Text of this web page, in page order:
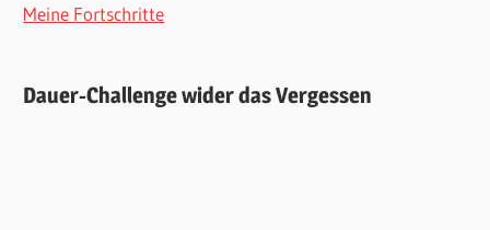
Meine Fortschritte
Dauer-Challenge wider das Vergessen